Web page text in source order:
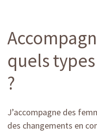
quels
?
J’accompagne des
des changements en